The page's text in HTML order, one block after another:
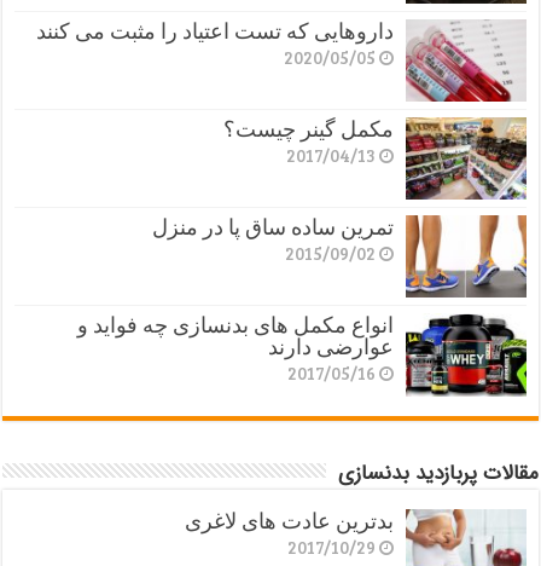
داروهایی که تست اعتیاد را مثبت می کنند
2020/05/05
مکمل گینر چیست؟
2017/04/13
تمرین ساده ساق پا در منزل
2015/09/02
انواع مکمل های بدنسازی چه فواید و
عوارضی دارند
2017/05/16
مقالات پربازدید بدنسازی
بدترین عادت های لاغری
2017/10/29